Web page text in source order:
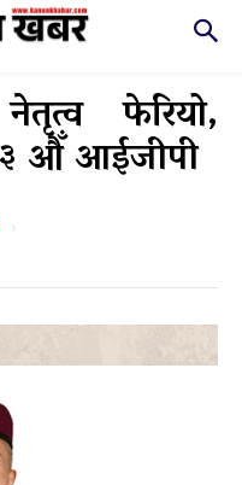
फेरियो,
औँ आईजीपी